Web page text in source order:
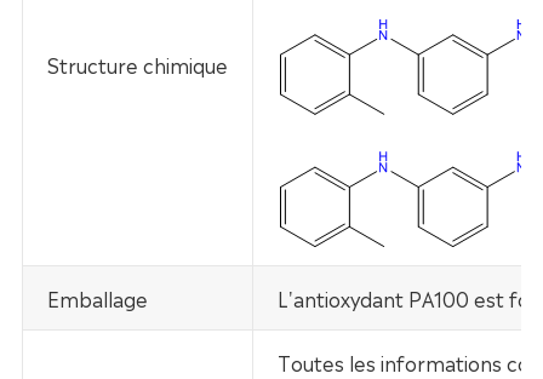
Structure chimique
Emballage L'antioxydant PA100 est
Toutes les informations